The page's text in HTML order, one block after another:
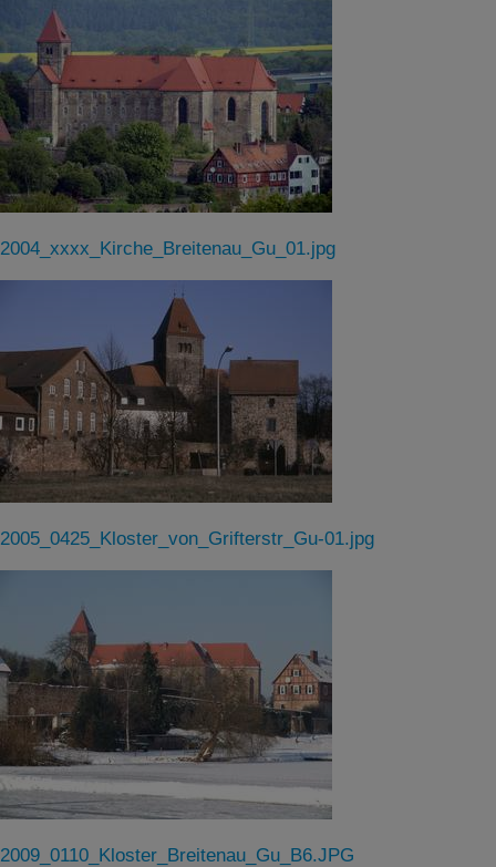
2004_xxxx_Kirche_Breitenau_Gu_01.jpg
2005_0425_Kloster_von_Grifterstr_Gu-01.jpg
2009_0110_Kloster_Breitenau_Gu_B6.JPG